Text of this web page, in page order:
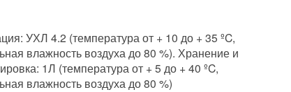
УХЛ 4.2 (температура от + 10 до + 35 ºC,
влажность воздуха до 80 %). Хранение и
1Л (температура от + 5 до + 40 ºC,
влажность воздуха до 80 %)